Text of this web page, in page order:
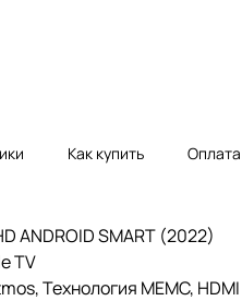
Как купить Оплата
ANDROID SMART (2022)
TV
Технология MEMC,